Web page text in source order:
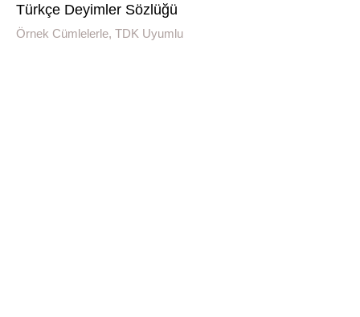
Türkçe Deyimler Sözlüğü
Örnek Cümlelerle, TDK Uyumlu